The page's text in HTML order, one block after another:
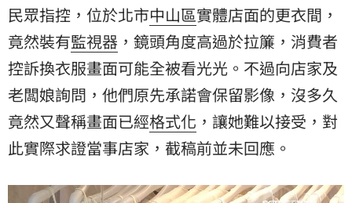
民眾指控，位於北市中山區實體店面的更衣間，
竟然裝有監視器 ，鏡頭角度高過於拉簾，消費者
控訴換衣服畫面可能全被看光光。不過向店家及
老闆娘詢問，他們原先承諾會保留影像，沒多久
竟然又聲稱畫面已經格式化 ，讓她難以接受，對
此實際求證當事店家，截稿前並未回應。